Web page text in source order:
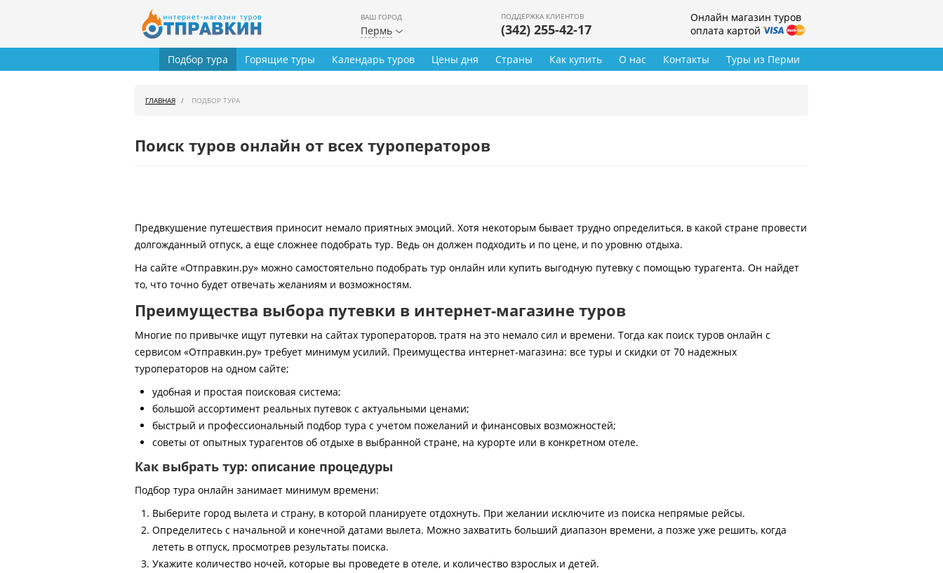
ВАШ ГОРОД
Пермь
ПОДДЕРЖКА КЛИЕНТОВ
(342) 255-42-17
Онлайн магазин туров
оплата картой
Туры из Перми
Подбор тура Горящие туры Календарь туров Цены дня Страны Как купить О нас Контакты
ГЛАВНАЯ ПОДБОР ТУРА
Поиск туров онлайн от всех туроператоров
Предвкушение путешествия приносит немало приятных эмоций. Хотя некоторым бывает трудно определиться, в какой стране провести
долгожданный отпуск, а еще сложнее подобрать тур. Ведь он должен подходить и по цене, и по уровню отдыха.
На сайте «Отправкин.ру» можно самостоятельно подобрать тур онлайн или купить выгодную путевку с помощью турагента. Он найдет
то, что точно будет отвечать желаниям и возможностям.
Преимущества выбора путевки в интернет-магазине туров
Многие по привычке ищут путевки на сайтах туроператоров, тратя на это немало сил и времени. Тогда как поиск туров онлайн с
сервисом «Отправкин.ру» требует минимум усилий. Преимущества интернет-магазина: все туры и скидки от 70 надежных
туроператоров на одном сайте;
удобная и простая поисковая система;
большой ассортимент реальных путевок с актуальными ценами;
быстрый и профессиональный подбор тура с учетом пожеланий и финансовых возможностей;
советы от опытных турагентов об отдыхе в выбранной стране, на курорте или в конкретном отеле.
Как выбрать тур: описание процедуры
Подбор тура онлайн занимает минимум времени:
Выберите город вылета и страну, в которой планируете отдохнуть. При желании исключите из поиска непрямые рейсы.
Определитесь с начальной и конечной датами вылета. Можно захватить больший диапазон времени, а позже уже решить, когда
лететь в отпуск, просмотрев результаты поиска.
Укажите количество ночей, которые вы проведете в отеле, и количество взрослых и детей.